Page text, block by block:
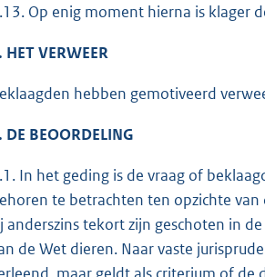
Op enig moment hierna is klager
HET VERWEER
hebben gemotiveerd
DE BEOORDELING
In het geding is de vraag of
te betrachten ten opzichte
anderszins tekort zijn geschoten in
de Wet dieren. Naar vaste